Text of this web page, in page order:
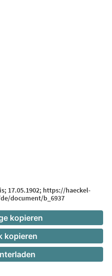
17.05.1902; https://haeckel-
document/b_6937
kopieren
kopieren